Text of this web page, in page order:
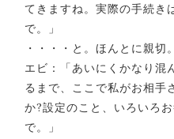
てきますね。実際の手続き
で。」
・・・・と。ほんとに親切
エビ：「あいにくかなり混
るまで、ここで私がお相手
か?設定のこと、いろいろ
で。」